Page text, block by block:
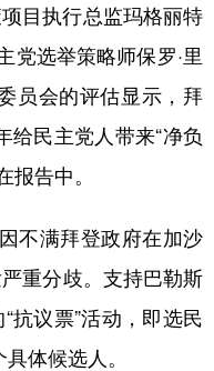
目执行总监玛格丽特
党选举策略师保罗·里
员会的评估显示，拜
给民主党人带来“净负
报告中。
满拜登政府在加沙
重分歧。支持巴勒斯
抗议票”活动，即选民
体候选人。